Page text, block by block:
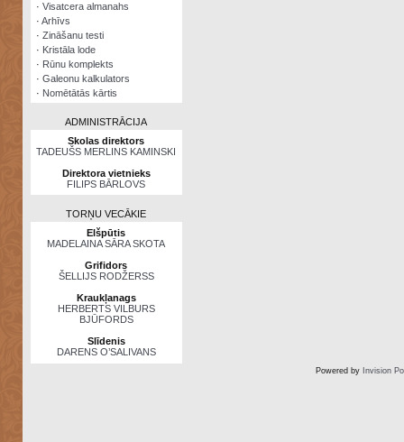
· Visatcera almanahs
· Arhīvs
· Zināšanu testi
· Kristāla lode
· Rūnu komplekts
· Galeonu kalkulators
· Nomētātās kārtis
ADMINISTRĀCIJA
Skolas direktors
TADEUŠS MERLINS KAMINSKI
Direktora vietnieks
FILIPS BĀRLOVS
TORŅU VECĀKIE
Elšpūtis
MADELAINA SĀRA SKOTA
Grifidors
ŠELLIJS RODŽERSS
Kraukļanags
HERBERTS VILBURS
BJŪFORDS
Slīdenis
DARENS O’SALIVANS
Powered by Invision